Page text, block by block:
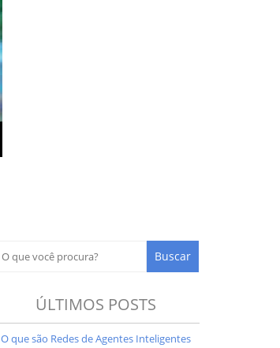
ÚLTIMOS POSTS
O que são Redes de Agentes Inteligentes